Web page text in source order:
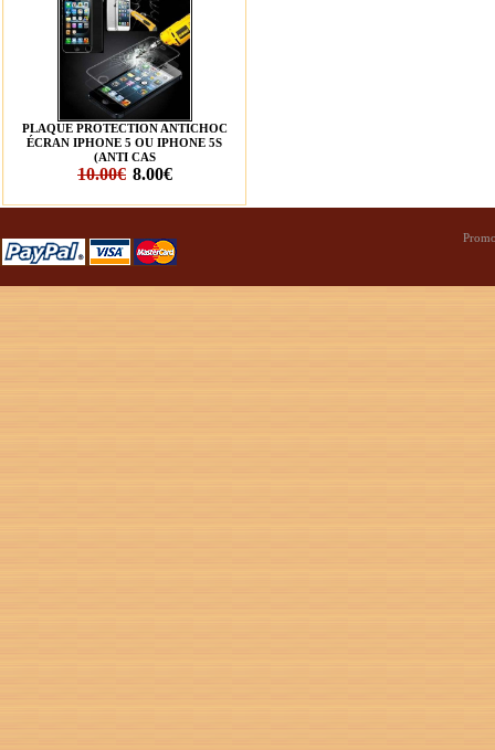
PLAQUE PROTECTION ANTICHOC
ÉCRAN IPHONE 5 OU IPHONE 5S
(ANTI CAS
10.00€ 8.00€